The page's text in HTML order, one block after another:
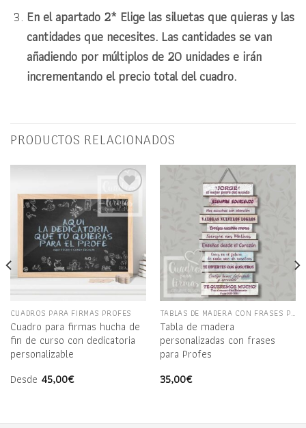
En el apartado 2* Elige las siluetas que quieras y las
cantidades que necesites. Las cantidades se van
añadiendo por múltiplos de 20 unidades e irán
incrementando el precio total del cuadro.
PRODUCTOS RELACIONADOS
Añadir
a la
deseos
CUADROS PARA FIRMAS PROFES
Cuadro para firmas hucha de
fin de curso con dedicatoria
personalizable
Desde 45,00€
TABLAS DE MADERA CON FRASES PARA PROFES
Tabla de madera
personalizadas con frases
para Profes
35,00€